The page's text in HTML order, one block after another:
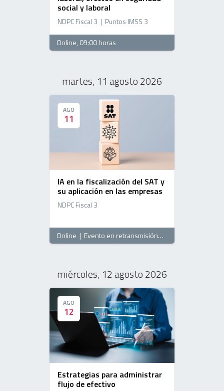
social y laboral
NDPC Fiscal 3 | Puntos IMSS 3
Online, 09:00 horas
martes, 11 agosto 2026
AGO
11
AGO
11
IA en la fiscalización del SAT y
su aplicación en las empresas
NDPC Fiscal 3
Online | Evento en retransmisión, 16:00 horas
miércoles, 12 agosto 2026
AGO
12
AGO
12
Estrategias para administrar
flujo de efectivo